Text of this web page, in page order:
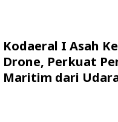
Kodaeral I Asah
Drone, Perkuat
Maritim dari